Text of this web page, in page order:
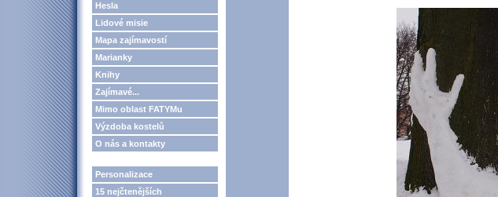
Hesla
Lidové misie
Mapa zajímavostí
Marianky
Knihy
Zajímavé...
Mimo oblast FATYMu
Výzdoba kostelů
O nás a kontakty
Personalizace
15 nejčtenějších